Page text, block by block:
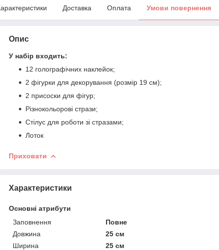
Доставка Оплата Умови повернення
Опис
У набір входить:
12 голографічних наклейок;
2 фігурки для декорування (розмір 19 см);
2 присоски для фігур;
Різнокольорові стрази;
Стілус для роботи зі стразами;
Лоток
Приховати
Характеристики
Основні атрибути
Заповнення
Повне
Довжина
25 см
Ширина
25 см